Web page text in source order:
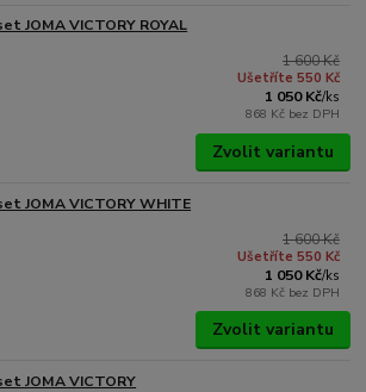
JOMA VICTORY ROYAL
1 600 Kč
Ušetříte 550 Kč
1 050 Kč/ks
868 Kč bez DPH
Zvolit variantu
JOMA VICTORY WHITE
1 600 Kč
Ušetříte 550 Kč
1 050 Kč/ks
868 Kč bez DPH
Zvolit variantu
JOMA VICTORY